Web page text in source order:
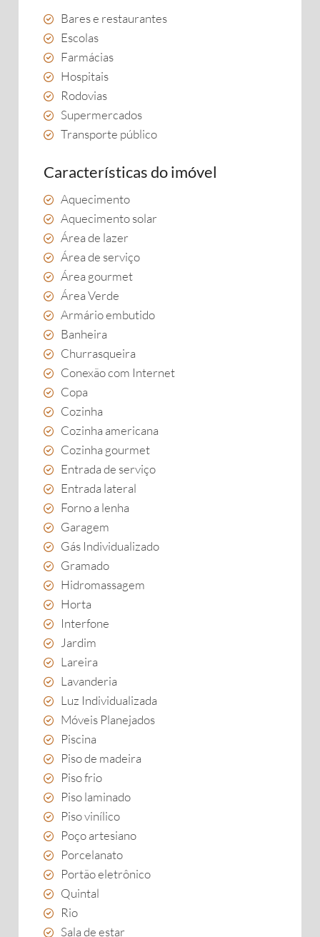
Bares e restaurantes
Escolas
Farmácias
Hospitais
Rodovias
Supermercados
Transporte público
Características do imóvel
Aquecimento
Aquecimento solar
Área de lazer
Área de serviço
Área gourmet
Área Verde
Armário embutido
Banheira
Churrasqueira
Conexão com Internet
Copa
Cozinha
Cozinha americana
Cozinha gourmet
Entrada de serviço
Entrada lateral
Forno a lenha
Garagem
Gás Individualizado
Gramado
Hidromassagem
Horta
Interfone
Jardim
Lareira
Lavanderia
Luz Individualizada
Móveis Planejados
Piscina
Piso de madeira
Piso frio
Piso laminado
Piso vinílico
Poço artesiano
Porcelanato
Portão eletrônico
Quintal
Rio
Sala de estar